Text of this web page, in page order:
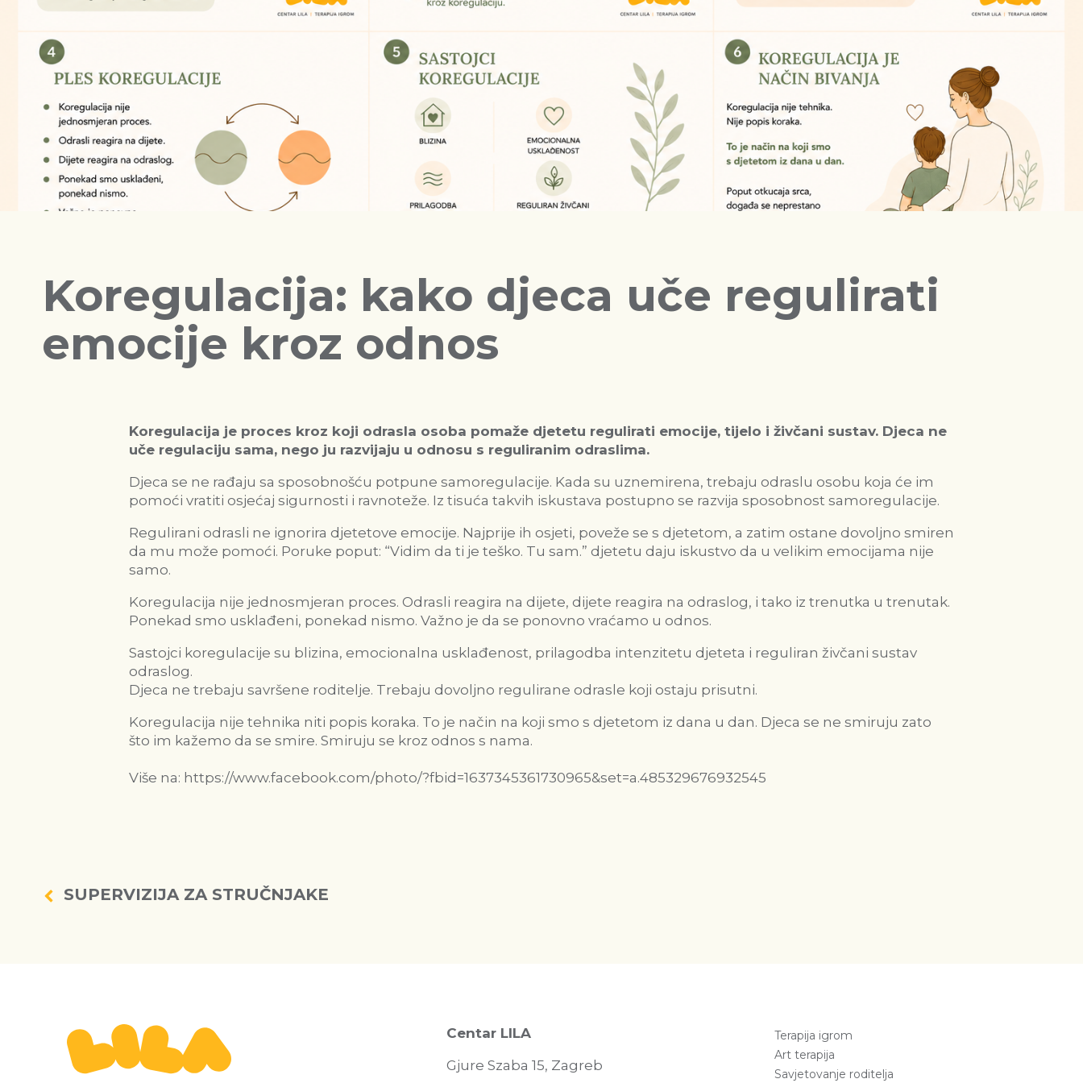
Koregulacija: kako djeca uče regulirati
emocije kroz odnos
Koregulacija je proces kroz koji odrasla osoba pomaže djetetu regulirati emocije, tijelo i živčani sustav. Djeca ne
uče regulaciju sama, nego ju razvijaju u odnosu s reguliranim odraslima.
Djeca se ne rađaju sa sposobnošću potpune samoregulacije. Kada su uznemirena, trebaju odraslu osobu koja će im
pomoći vratiti osjećaj sigurnosti i ravnoteže. Iz tisuća takvih iskustava postupno se razvija sposobnost samoregulacije.
Regulirani odrasli ne ignorira djetetove emocije. Najprije ih osjeti, poveže se s djetetom, a zatim ostane dovoljno smiren
da mu može pomoći. Poruke poput: “Vidim da ti je teško. Tu sam.” djetetu daju iskustvo da u velikim emocijama nije
samo.
Koregulacija nije jednosmjeran proces. Odrasli reagira na dijete, dijete reagira na odraslog, i tako iz trenutka u trenutak.
Ponekad smo usklađeni, ponekad nismo. Važno je da se ponovno vraćamo u odnos.
Sastojci koregulacije su blizina, emocionalna usklađenost, prilagodba intenzitetu djeteta i reguliran živčani sustav
odraslog.
Djeca ne trebaju savršene roditelje. Trebaju dovoljno regulirane odrasle koji ostaju prisutni.
Koregulacija nije tehnika niti popis koraka. To je način na koji smo s djetetom iz dana u dan. Djeca se ne smiruju zato
što im kažemo da se smire. Smiruju se kroz odnos s nama.
Više na: https://www.facebook.com/photo/?fbid=1637345361730965&set=a.485329676932545
SUPERVIZIJA ZA STRUČNJAKE
Centar LILA
Gjure Szaba 15, Zagreb
Terapija igrom
Art terapija
Savjetovanje roditelja